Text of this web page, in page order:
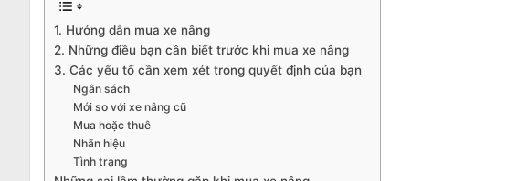
1. Hướng dẫn mua xe nâng
2. Những điều bạn cần biết trước khi mua xe nâng
3. Các yếu tố cần xem xét trong quyết định của bạn
Ngân sách
Mới so với xe nâng cũ
Mua hoặc thuê
Nhãn hiệu
Tình trạng